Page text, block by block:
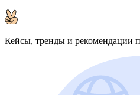
Кейсы, тренды и рекомендации